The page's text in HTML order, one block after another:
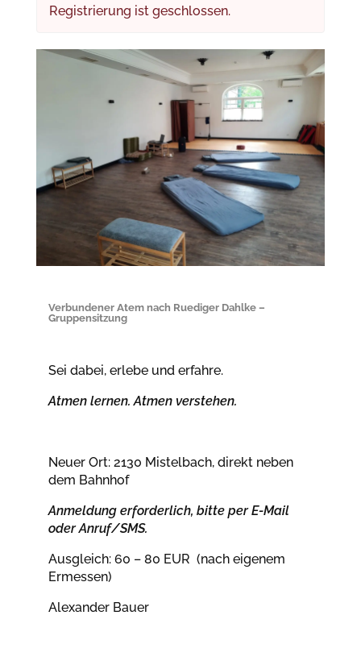
Registrierung ist geschlossen.
Verbundener Atem nach Ruediger Dahlke –
Gruppensitzung
Sei dabei, erlebe und erfahre.
Atmen lernen. Atmen verstehen.
Neuer Ort: 2130 Mistelbach, direkt neben
dem Bahnhof
Anmeldung erforderlich, bitte per E-Mail
oder Anruf/SMS.
Ausgleich: 60 – 80 EUR (nach eigenem
Ermessen)
Alexander Bauer